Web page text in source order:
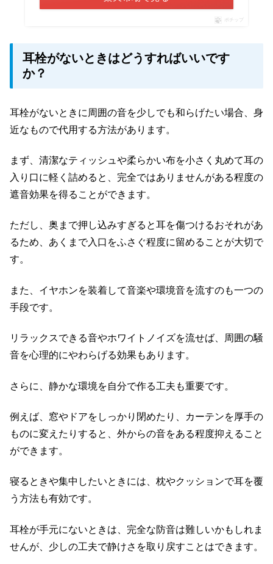
ポチップ
耳栓がないときはどうすればいいです
か？
耳栓がないときに周囲の音を少しでも和らげたい場合、身
近なもので代用する方法があります。
まず、清潔なティッシュや柔らかい布を小さく丸めて耳の
入り口に軽く詰めると、完全ではありませんがある程度の
遮音効果を得ることができます。
ただし、奥まで押し込みすぎると耳を傷つけるおそれがあ
るため、あくまで入口をふさぐ程度に留めることが大切で
す。
また、イヤホンを装着して音楽や環境音を流すのも一つの
手段です。
リラックスできる音やホワイトノイズを流せば、周囲の騒
音を心理的にやわらげる効果もあります。
さらに、静かな環境を自分で作る工夫も重要です。
例えば、窓やドアをしっかり閉めたり、カーテンを厚手の
ものに変えたりすると、外からの音をある程度抑えること
ができます。
寝るときや集中したいときには、枕やクッションで耳を覆
う方法も有効です。
耳栓が手元にないときは、完全な防音は難しいかもしれま
せんが、少しの工夫で静けさを取り戻すことはできます。